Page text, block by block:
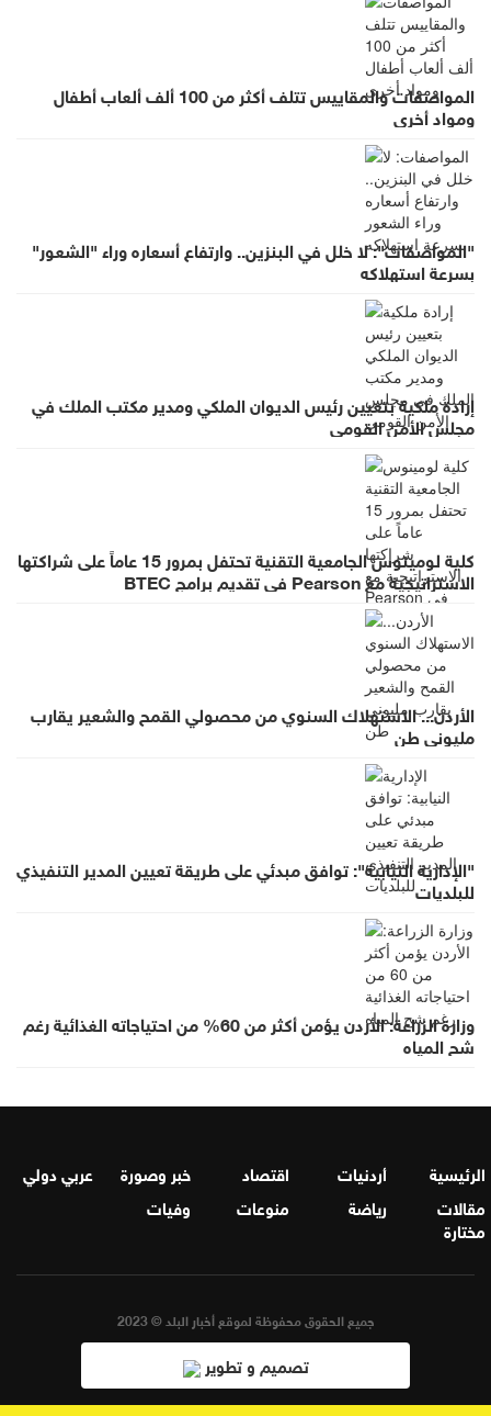
المواصفات والمقاييس تتلف أكثر من 100 ألف ألعاب أطفال
ومواد أخرى
"المواصفات": لا خلل في البنزين.. وارتفاع أسعاره وراء "الشعور"
بسرعة استهلاكه
إرادة ملكية بتعيين رئيس الديوان الملكي ومدير مكتب الملك في
مجلس الأمن القومي
كلية لومينوس الجامعية التقنية تحتفل بمرور 15 عاماً على شراكتها
الاستراتيجية مع Pearson في تقديم برامج BTEC
الأردن... الاستهلاك السنوي من محصولي القمح والشعير يقارب
مليوني طن
"الإدارية النيابية": توافق مبدئي على طريقة تعيين المدير التنفيذي
للبلديات
وزارة الزراعة: الأردن يؤمن أكثر من 60% من احتياجاته الغذائية رغم
شح المياه
الرئيسية أردنيات اقتصاد خبر وصورة
عربي دولي
مقالات
مختارة
رياضة منوعات وفيات
جميع الحقوق محفوظة لموقع أخبار البلد © 2023
تصميم و تطوير